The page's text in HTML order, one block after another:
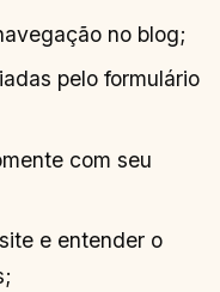
no blog;
pelo formulário
com seu
e entender o